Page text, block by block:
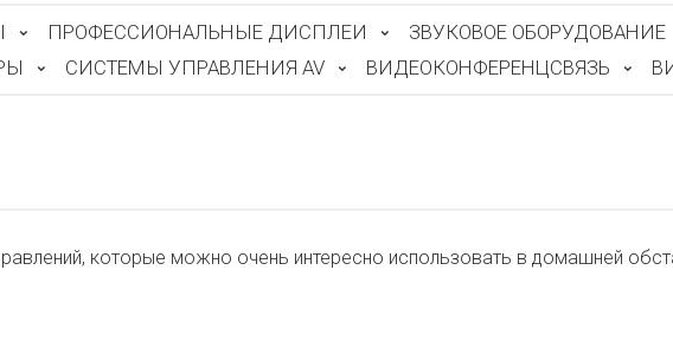
ПРОФЕССИОНАЛЬНЫЕ ДИСПЛЕИ ЗВУКОВОЕ ОБОРУДОВАНИЕ
СИСТЕМЫ УПРАВЛЕНИЯ AV ВИДЕОКОНФЕРЕНЦСВЯЗЬ
которые можно очень интересно использовать в домашней